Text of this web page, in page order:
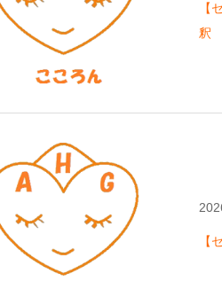
【
釈
【